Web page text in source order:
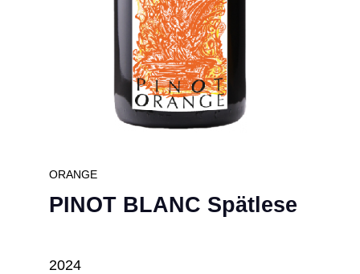
ORANGE
PINOT BLANC Spätlese
2024